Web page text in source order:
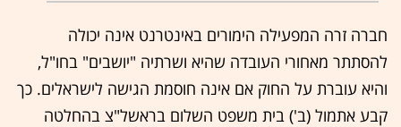
חברה זרה המפעילה הימורים באינטרנט אינה יכולה
להסתתר מאחורי העובדה שהיא ושרתיה "יושבים" בחו"ל,
והיא עוברת על החוק אם אינה חוסמת הגישה לישראלים. כך
קבע אתמול (ב') בית משפט השלום בראשל"צ בהחלטה